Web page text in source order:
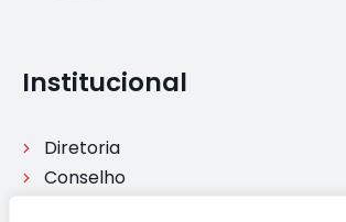
Institucional
Diretoria
Conselho